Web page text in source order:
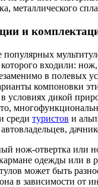
металлического
и
которого входили:
в полевых
компоновки
условиях дикой
среди туристов и
автовладельцев,
нож-отвертка или
одежды или в
может быть
в зависимости от